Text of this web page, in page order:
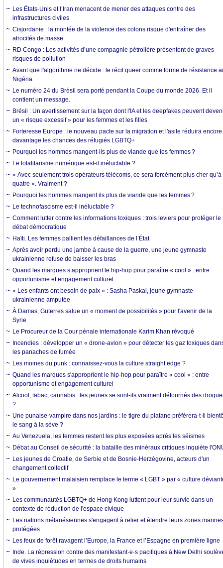
Les États-Unis et l’Iran menacent de mener des attaques contre des
infrastructures civiles
Cisjordanie : la montée de la violence des colons risque d'entraîner des
atrocités de masse
RD Congo : Les activités d’une compagnie pétrolière présentent de graves
risques de pollution
Avant que l'algorithme ne décide : le récit queer comme forme de résistance
Nigéria
Le numéro 24 du Brésil sera porté pendant la Coupe du monde 2026. Et il
contient un message.
Brésil : Un avertissement sur la façon dont l'IA et les deepfakes peuvent
un « risque excessif » pour les femmes et les filles
Forteresse Europe : le nouveau pacte sur la migration et l'asile réduira encore
davantage les chances des réfugiés LGBTQ+
Pourquoi les hommes mangent-ils plus de viande que les femmes ?
Le totalitarisme numérique est-il inéluctable ?
« Avec seulement trois opérateurs télécoms, ce sera forcément plus cher qu’à
quatre ». Vraiment ?
Pourquoi les hommes mangent ils plus de viande que les femmes ?
Le technofascisme est-il inéluctable ?
Comment lutter contre les informations toxiques : trois leviers pour protéger le
débat démocratique
Haïti. Les femmes pallient les défaillances de l’État
Après avoir perdu une jambe à cause de la guerre, une jeune gymnaste
ukrainienne refuse de baisser les bras
Quand les marques s’approprient le hip-hop pour paraître « cool » : entre
opportunisme et engagement culturel
« Les enfants ont besoin de paix » : Sasha Paskal, jeune gymnaste
ukrainienne amputée
À Damas, Guterres salue un « moment de possibilités » pour l'avenir de la
Syrie
Le Procureur de la Cour pénale internationale Karim Khan révoqué
Incendies : développer un « drone-avion » pour détecter les gaz toxiques
les panaches de fumée
Les moines du punk : connaissez-vous la culture straight edge ?
Quand les marques s'approprient le hip-hop pour paraître « cool » : entre
opportunisme et engagement culturel
Alcool, tabac, cannabis : les jeunes se sont-ils vraiment détournés des
?
Une punaise-vampire dans nos jardins : le tigre du platane préférera-t-il
le sang à la sève ?
Au Venezuela, les femmes restent les plus exposées après les séismes
Débat au Conseil de sécurité : la bataille des minéraux critiques inquiète
Les jeunes de Croatie, de Serbie et de Bosnie-Herzégovine, acteurs d'un
changement collectif
Le gouvernement malaisien remplace le terme « LGBT » par « culture
»
Les communautés LGBTQ+ de Hong Kong luttent pour leur survie dans un
contexte de réduction de l'espace civique
Les nations mélanésiennes s'engagent à relier et étendre leurs zones
protégées
Les feux de forêt ravagent l’Europe, la France et l’Espagne en première ligne
Inde. La répression contre des manifestant·e·s pacifiques à New Delhi
de vives inquiétudes en termes de droits humains